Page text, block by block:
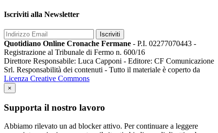
Iscriviti alla Newsletter
Iscriviti
Quotidiano Online Cronache Fermane - P.I. 02277070443 -
Registrazione al Tribunale di Fermo n. 600/16
Direttore Responsabile: Luca Capponi - Editore: CF Comunicazione
Srl. Responsabilità dei contenuti - Tutto il materiale è coperto da
Licenza Creative Commons
×
Supporta il nostro lavoro
Abbiamo rilevato un ad blocker attivo. Per continuare a leggere